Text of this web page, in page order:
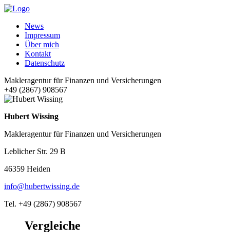
News
Impressum
Über mich
Kontakt
Datenschutz
Makleragentur für Finanzen und Versicherungen
+49 (2867) 908567
Hubert Wissing
Makleragentur für Finanzen und Versicherungen
Leblicher Str. 29 B
46359 Heiden
info@hubertwissing.de
Tel. +49 (2867) 908567
Vergleiche